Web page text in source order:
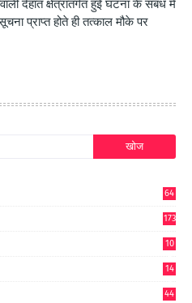
देहात क्षेत्रांतर्गत हुई घटना के संबंध में
प्राप्त होते ही तत्काल मौके पर
64
173
10
14
44